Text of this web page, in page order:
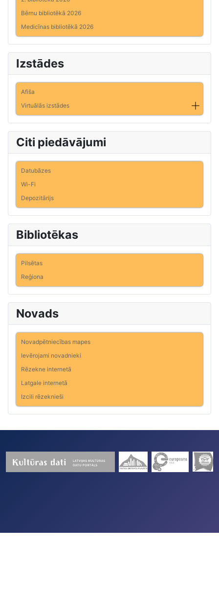
Bērnu bibliotēkā 2026
Medicīnas bibliotēkā 2026
Izstādes
Afiša
Virtuālās izstādes
Citi piedāvājumi
Datubāzes
Wi-Fi
Depozitārijs
Bibliotēkas
Pilsētas
Reģiona
Novads
Novadpētniecības mapes
Ievērojami novadnieki
Rēzekne internetā
Latgale internetā
Izcili rēzeknieši